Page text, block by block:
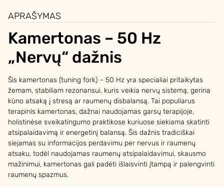
APRAŠYMAS
Kamertonas – 50 Hz
„Nervų“ dažnis
Šis kamertonas (tuning fork) – 50 Hz yra specialiai pritaikytas
žemam, stabiliam rezonansui, kuris veikia nervų sistemą, gerina
kūno atsaką į stresą ar raumenų disbalansą. Tai populiarus
terapinis kamertonas, dažnai naudojamas garsų terapijoje,
holistinėse sveikatingumo praktikose kuriuose siekiama skatinti
atsipalaidavimą ir energetinį balansą. Šis dažnis tradiciškai
siejamas su informacijos perdavimu per nervus ir raumenų
atsaku, todėl naudojamas raumenų atsipalaidavimui, skausmo
mažinimui, kamertonas gali padėti išlaisvinti įtampą ir palengvinti
raumenų spazmus.